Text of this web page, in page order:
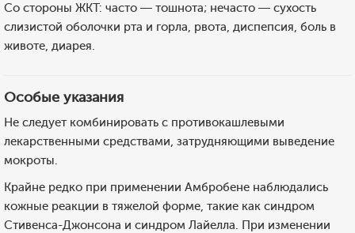
Со стороны ЖКТ: часто — тошнота; нечасто — сухость
слизистой оболочки рта и горла, рвота, диспепсия, боль в
животе, диарея.
Особые указания
Не следует комбинировать с противокашлевыми
лекарственными средствами, затрудняющими выведение
мокроты.
Крайне редко при применении Амбробене наблюдались
кожные реакции в тяжелой форме, такие как синдром
Стивенса-Джонсона и синдром Лайелла. При изменении